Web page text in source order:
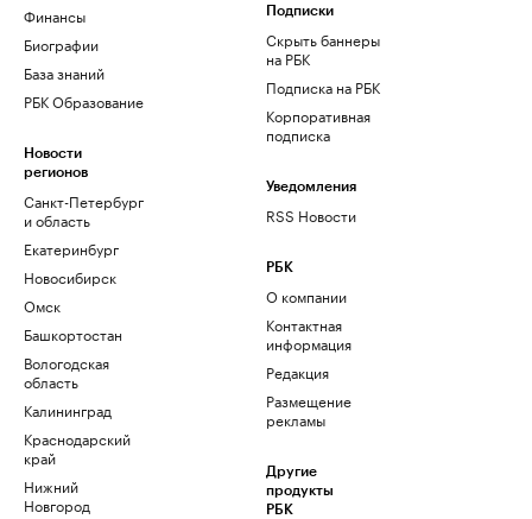
Финансы
Биографии
База знаний
РБК Образование
Новости
регионов
Санкт-Петербург
и область
Екатеринбург
Новосибирск
Омск
Башкортостан
Вологодская
область
Калининград
Краснодарский
край
Нижний
Новгород
Подписки
Скрыть баннеры
на РБК
Подписка на РБК
Корпоративная
подписка
Уведомления
RSS Новости
РБК
О компании
Контактная
информация
Редакция
Размещение
рекламы
Другие
продукты
РБК